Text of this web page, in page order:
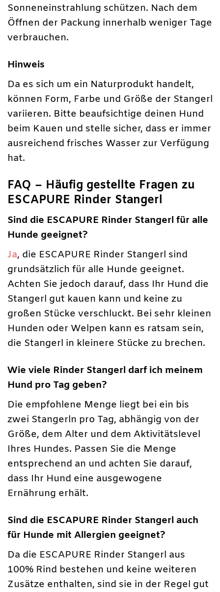
Sonneneinstrahlung schützen. Nach dem
Öffnen der Packung innerhalb weniger Tage
verbrauchen.
Hinweis
Da es sich um ein Naturprodukt handelt,
können Form, Farbe und Größe der Stangerl
variieren. Bitte beaufsichtige deinen Hund
beim Kauen und stelle sicher, dass er immer
ausreichend frisches Wasser zur Verfügung
hat.
FAQ – Häufig gestellte Fragen zu
ESCAPURE Rinder Stangerl
Sind die ESCAPURE Rinder Stangerl für alle
Hunde geeignet?
Ja, die ESCAPURE Rinder Stangerl sind
grundsätzlich für alle Hunde geeignet.
Achten Sie jedoch darauf, dass Ihr Hund die
Stangerl gut kauen kann und keine zu
großen Stücke verschluckt. Bei sehr kleinen
Hunden oder Welpen kann es ratsam sein,
die Stangerl in kleinere Stücke zu brechen.
Wie viele Rinder Stangerl darf ich meinem
Hund pro Tag geben?
Die empfohlene Menge liegt bei ein bis
zwei Stangerln pro Tag, abhängig von der
Größe, dem Alter und dem Aktivitätslevel
Ihres Hundes. Passen Sie die Menge
entsprechend an und achten Sie darauf,
dass Ihr Hund eine ausgewogene
Ernährung erhält.
Sind die ESCAPURE Rinder Stangerl auch
für Hunde mit Allergien geeignet?
Da die ESCAPURE Rinder Stangerl aus
100% Rind bestehen und keine weiteren
Zusätze enthalten, sind sie in der Regel gut